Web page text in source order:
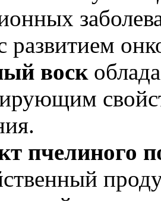
развитием
воск
пчелиного